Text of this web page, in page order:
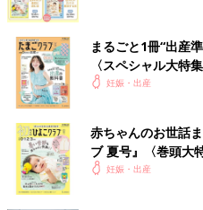
たまちゃん・ひよちゃんや楽し
知りたい方は♪
まるごと1冊“出産
〈スペシャル大特
妊娠・出産
赤ちゃんのお世話
ブ 夏号』〈巻頭大
く！ おっぱい・ミ
妊娠・出産